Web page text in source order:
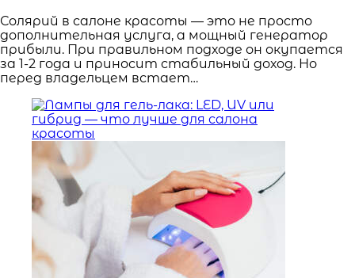
Солярий в салоне красоты — это не просто
дополнительная услуга, а мощный генератор
прибыли. При правильном подходе он окупается
за 1-2 года и приносит стабильный доход. Но
перед владельцем встает…